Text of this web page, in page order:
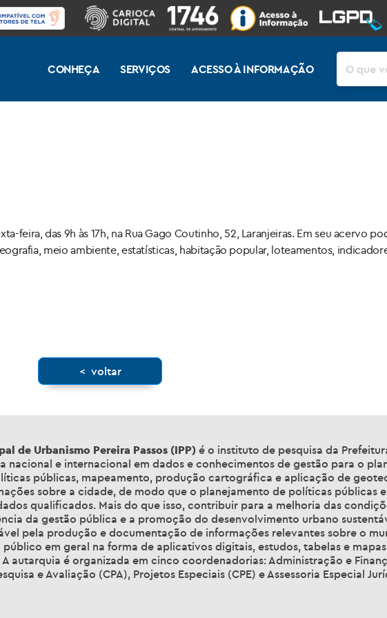
CONHEÇA SERVIÇOS ACESSO À INFORMAÇÃO
feira, das 9h às 17h, na Rua Gago Coutinho, 52, Laranjeiras. Em seu acervo
meio ambiente, estatísticas, habitação popular, loteamentos,
< voltar
de Urbanismo Pereira Passos (IPP) é o instituto de pesquisa da
nacional e internacional em dados e conhecimentos de gestão para o
públicas, mapeamento, produção cartográfica e aplicação de
sobre a cidade, de modo que o planejamento de políticas públicas
qualificados. Mais do que isso, contribuir para a melhoria das
da gestão pública e a promoção do desenvolvimento urbano
pela produção e documentação de informações relevantes sobre o
em geral na forma de aplicativos digitais, estudos, tabelas e
autarquia é organizada em cinco coordenadorias: Administração e
e Avaliação (CPA), Projetos Especiais (CPE) e Assessoria Especial